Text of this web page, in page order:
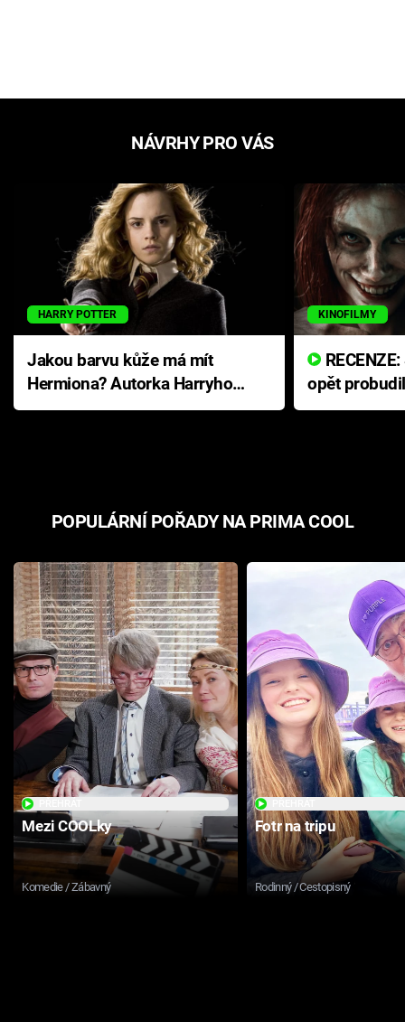
NÁVRHY PRO VÁS
HARRY POTTER
Jakou barvu kůže má mít
Hermiona? Autorka Harryho
Pottera přišla s ráznou
KINOFILMY
opět
přichází s
POPULÁRNÍ POŘADY NA PRIMA COOL
Mezi COOLky
Komedie / Zábavný
Fotr na tripu
Rodinný / Cestopisný